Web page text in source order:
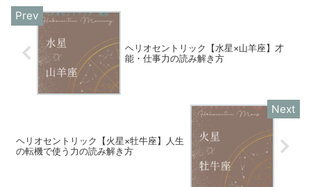
ヘリオセントリック【水星×山羊座】才
能・仕事力の読み解き方
ヘリオセントリック【火星×牡牛座】人生
の転機で使う力の読み解き方